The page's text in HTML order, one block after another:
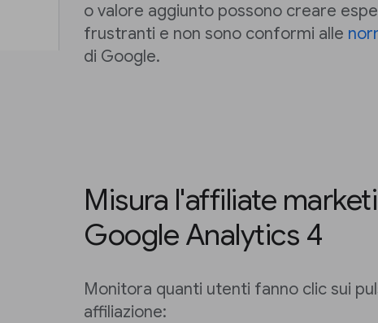
o valore aggiunto possono creare
frustranti e non sono conformi alle
di Google.
Misura l'affiliate
Google Analytics 4
Monitora quanti utenti fanno clic sui
affiliazione: